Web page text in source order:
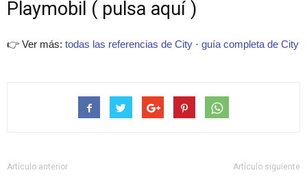
Playmobil ( pulsa aquí )
👉 Ver más: todas las referencias de City · guía completa de City
Artículo anterior Artículo siguiente